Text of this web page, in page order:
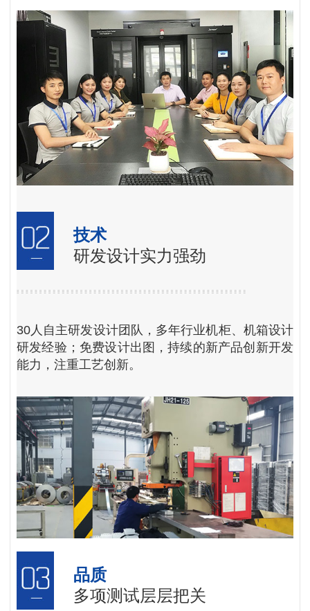
技术
研发设计实力强劲
30人自主研发设计团队，多年行业机柜、机箱设计
研发经验；免费设计出图，持续的新产品创新开发
能力，注重工艺创新。
品质
多项测试层层把关